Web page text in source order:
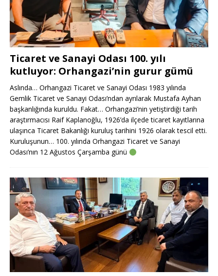
Ticaret ve Sanayi Odası 100. yılı
kutluyor: Orhangazi’nin gurur gümü
Aslında… Orhangazi Ticaret ve Sanayi Odası 1983 yılında
Gemlik Ticaret ve Sanayi Odası’ndan ayrılarak Mustafa Ayhan
başkanlığında kuruldu. Fakat… Orhangazi’nin yetiştirdiği tarih
araştırmacısı Raif Kaplanoğlu, 1926’da ilçede ticaret kayıtlarına
ulaşınca Ticaret Bakanlığı kuruluş tarihini 1926 olarak tescil etti.
Kuruluşunun… 100. yılında Orhangazi Ticaret ve Sanayi
Odası’nın 12 Ağustos Çarşamba günü